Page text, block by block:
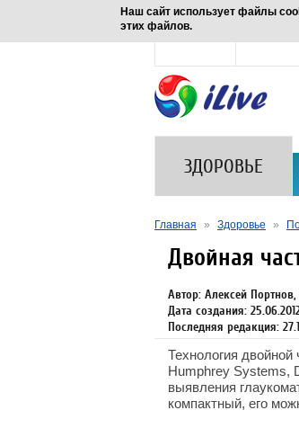
Наш сайт использует файлы
этих файлов.Новости
ЗДОРОВЬЕ
Главная » Здоровье »
Двойная
Автор: Алексей
Дата создания:
Последняя редакция:
Технология
Humphrey Systems,
выявления
компактный, его